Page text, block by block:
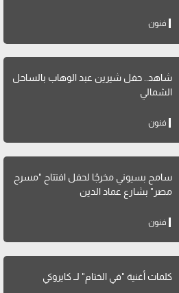
فنون
شاهد.. حفل شيرين عبد الوهاب بالساحل
الشمالي
فنون
سامح بسيوني مخرجًا لحفل افتتاح "مسرح
مصر" بشارع عماد الدين
فنون
كلمات أغنية "في الختام" لــ كايروكي